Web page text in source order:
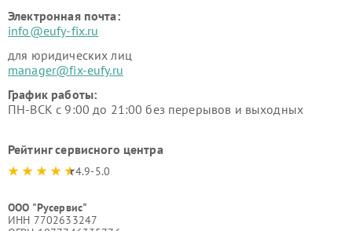
Электронная почта:
info@eufy-fix.ru
для юридических лиц
manager@fix-eufy.ru
График работы:
ПН-ВСК с 9:00 до 21:00 без перерывов и выходных
Рейтинг сервисного центра
4.9-5.0
ООО "Русервис"
ИНН 7702633247